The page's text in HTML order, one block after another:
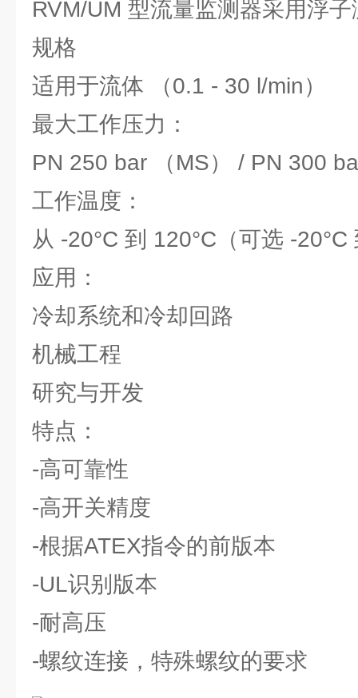
RVM/UM 型流量监测器采用浮
规格
适用于流体 （0.1 - 30 l/min）
最大工作压力：
PN 250 bar （MS） / PN 300
工作温度：
从 -20°C 到 120°C（可选 -20°C
应用：
冷却系统和冷却回路
机械工程
研究与开发
特点：
-高可靠性
-高开关精度
-根据ATEX指令的前版本
-UL识别版本
-耐高压
-螺纹连接，特殊螺纹的要求